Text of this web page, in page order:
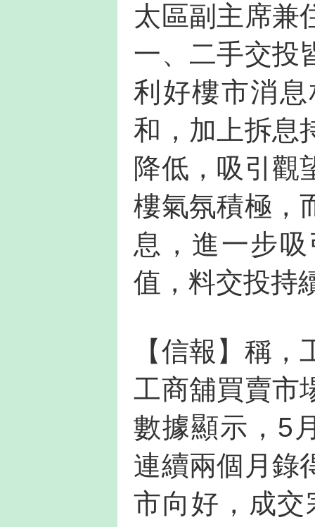
太區副主席兼
一、二手交投
利好樓市消
和，加上拆息
降低，吸引觀
樓氣氛積極，
息，進一步
值，料交投持
【信報】稱
工商舖買賣市
數據顯示，5
連續兩個月錄
市向好，成